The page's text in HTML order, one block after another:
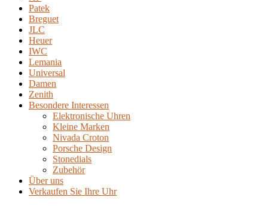
Patek
Breguet
JLC
Heuer
IWC
Lemania
Universal
Damen
Zenith
Besondere Interessen
Elektronische Uhren
Kleine Marken
Nivada Croton
Porsche Design
Stonedials
Zubehör
Über uns
Verkaufen Sie Ihre Uhr